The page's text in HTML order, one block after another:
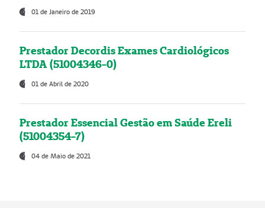
01 de Janeiro de 2019
Prestador Decordis Exames Cardiológicos
LTDA (51004346-0)
01 de Abril de 2020
Prestador Essencial Gestão em Saúde Ereli
(51004354-7)
04 de Maio de 2021